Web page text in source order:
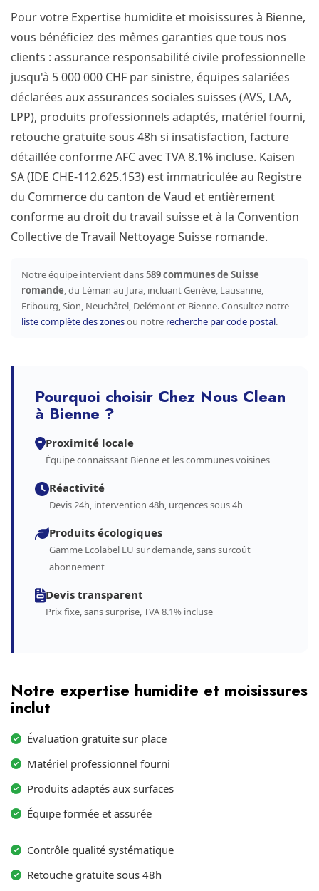
Pour votre Expertise humidite et moisissures à Bienne,
vous bénéficiez des mêmes garanties que tous nos
clients : assurance responsabilité civile professionnelle
jusqu'à 5 000 000 CHF par sinistre, équipes salariées
déclarées aux assurances sociales suisses (AVS, LAA,
LPP), produits professionnels adaptés, matériel fourni,
retouche gratuite sous 48h si insatisfaction, facture
détaillée conforme AFC avec TVA 8.1% incluse. Kaisen
SA (IDE CHE-112.625.153) est immatriculée au Registre
du Commerce du canton de Vaud et entièrement
conforme au droit du travail suisse et à la Convention
Collective de Travail Nettoyage Suisse romande.
Notre équipe intervient dans589 communes de Suisse
romande, du Léman au Jura, incluant Genève, Lausanne,
Fribourg, Sion, Neuchâtel, Delémont et Bienne. Consultez notre
liste complète des zonesou notre recherche par code postal.
Pourquoi choisir Chez Nous Clean
à Bienne ?
Proximité locale
Équipe connaissant Bienne et les communes voisines
Réactivité
Devis 24h, intervention 48h, urgences sous 4h
Produits écologiques
Gamme Ecolabel EU sur demande, sans surcoût
abonnement
Devis transparent
Prix fixe, sans surprise, TVA 8.1% incluse
Notre expertise humidite et moisissures
inclut
Évaluation gratuite sur place
Matériel professionnel fourni
Produits adaptés aux surfaces
Équipe formée et assurée
Contrôle qualité systématique
Retouche gratuite sous 48h